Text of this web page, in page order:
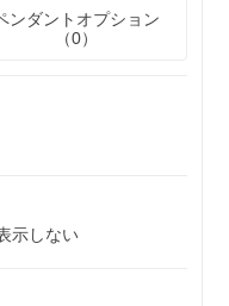
ンダントオプション
（0）
示しない